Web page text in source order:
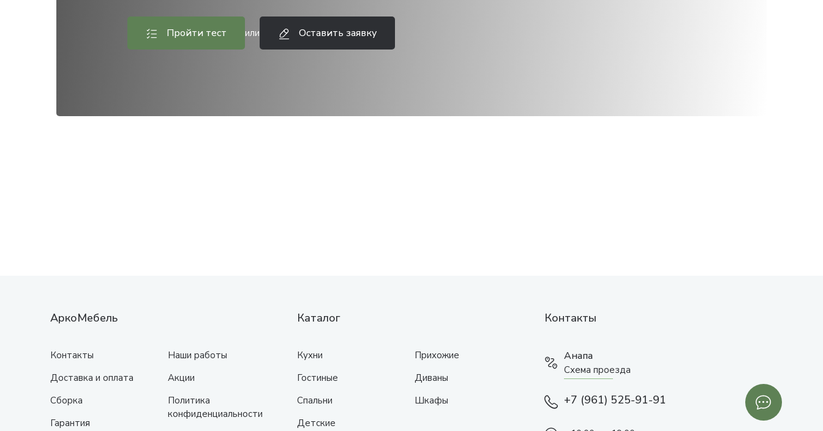
Пройти тест или Оставить заявку
АркоМебель
Контакты
Доставка и оплата
Сборка
Гарантия
Наши работы
Акции
Политика
конфиденциальности
Каталог
Кухни
Гостиные
Спальни
Детские
Прихожие
Диваны
Шкафы
Контакты
Анапа
Схема проезда
+7 (961) 525-91-91